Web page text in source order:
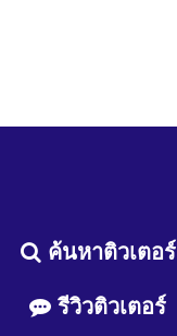
ค้นหาติวเตอร์
รีวิวติวเตอร์